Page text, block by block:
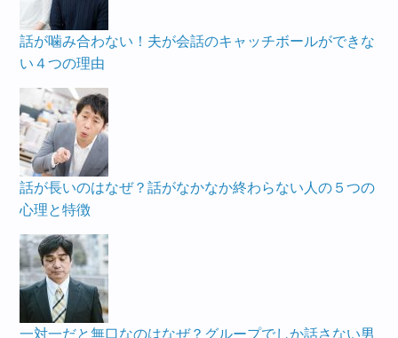
話が噛み合わない！夫が会話のキャッチボールができな
い４つの理由
話が長いのはなぜ？話がなかなか終わらない人の５つの
心理と特徴
一対一だと無口なのはなぜ？グループでしか話さない男